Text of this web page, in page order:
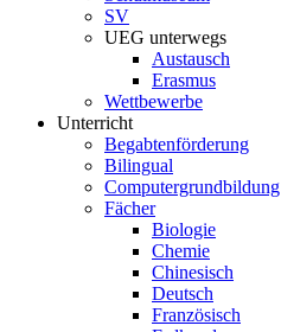
SV
UEG unterwegs
Austausch
Erasmus
Wettbewerbe
Unterricht
Begabtenförderung
Bilingual
Computergrundbildung
Fächer
Biologie
Chemie
Chinesisch
Deutsch
Französisch